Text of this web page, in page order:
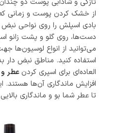
از خشک کردن پوست و زمانی
بادی اسپلش را روی نواحی
دست‌ها، روی گلو و پشت زانو
می‌توانید از انواع لوسیون‌ها
استفاده کنید. مناطق نبض
العاده‌ای برای اسپری کردن عطر
افزایش ماندگاری آن‌ها
تا عطر شما بو و ماندگاری